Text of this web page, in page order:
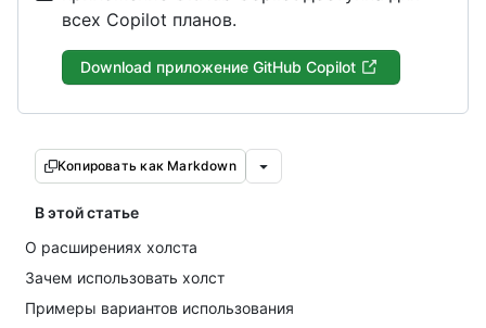
всех Copilot планов.
Download приложение GitHub Copilot
Копировать как Markdown
В этой статье
О расширениях холста
Зачем использовать холст
Примеры вариантов использования